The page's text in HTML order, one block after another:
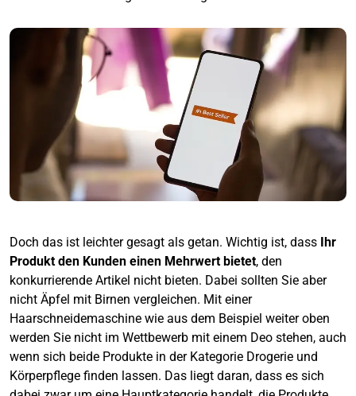
Doch das ist leichter gesagt als getan. Wichtig ist, dass Ihr
Produkt den Kunden einen Mehrwert bietet, den
konkurrierende Artikel nicht bieten. Dabei sollten Sie aber
nicht Äpfel mit Birnen vergleichen. Mit einer
Haarschneidemaschine wie aus dem Beispiel weiter oben
werden Sie nicht im Wettbewerb mit einem Deo stehen, auch
wenn sich beide Produkte in der Kategorie Drogerie und
Körperpflege finden lassen. Das liegt daran, dass es sich